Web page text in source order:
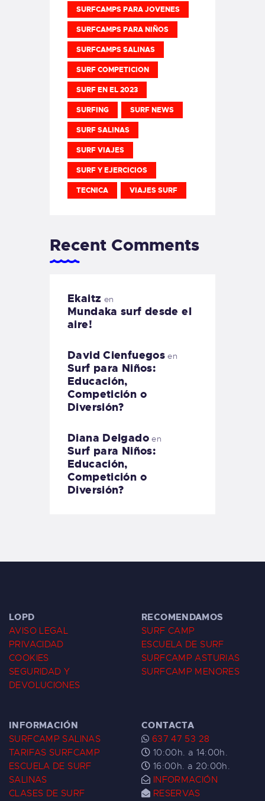
SURFCAMPS PARA JOVENES
SURFCAMPS PARA NIÑOS
SURFCAMPS SALINAS
SURF COMPETICION
SURF EN EL 2023
SURFING SURF NEWS
SURF SALINAS
SURF VIAJES
SURF Y EJERCICIOS
TECNICA VIAJES SURF
Recent Comments
Ekaitz en
Mundaka surf desde el
aire!
David Cienfuegos en
Surf para Niños:
Educación,
Competición o
Diversión?
Diana Delgadoen
Surf para Niños:
Educación,
Competición o
Diversión?
LOPD
AVISO LEGAL
PRIVACIDAD
COOKIES
SEGURIDAD Y
DEVOLUCIONES
RECOMENDAMOS
SURF CAMP
ESCUELA DE SURF
SURFCAMP ASTURIAS
SURFCAMP MENORES
INFORMACIÓN
SURFCAMP SALINAS
TARIFAS SURFCAMP
ESCUELA DE SURF
SALINAS
CLASES DE SURF
CONTACTA
637 47 53 28
10:00h. a 14:00h.
16:00h. a 20:00h.
INFORMACIÓN
RESERVAS